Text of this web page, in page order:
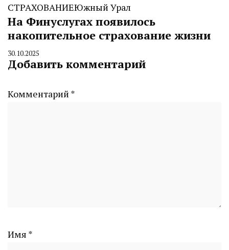
СТРАХОВАНИЕЮжный Урал
На Финуслугах появилось
накопительное страхование жизни
By
CHELINDUSTRY
30.10.2025
Добавить комментарий
Комментарий *
Имя *